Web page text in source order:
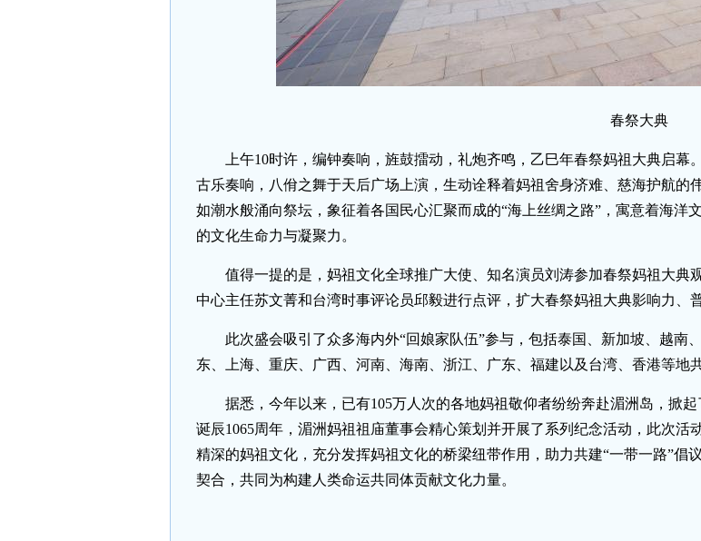
春祭大典
上午10时许，编钟奏响，旌鼓擂动，礼炮齐鸣，乙巳年春祭妈祖大典启幕
古乐奏响，八佾之舞于天后广场上演，生动诠释着妈祖舍身济难、慈海护航的
如潮水般涌向祭坛，象征着各国民心汇聚而成的“海上丝绸之路”，寓意着海洋
的文化生命力与凝聚力。
值得一提的是，妈祖文化全球推广大使、知名演员刘涛参加春祭妈祖大典
中心主任苏文菁和台湾时事评论员邱毅进行点评，扩大春祭妈祖大典影响力、普
此次盛会吸引了众多海内外“回娘家队伍”参与，包括泰国、新加坡、越南
东、上海、重庆、广西、河南、海南、浙江、广东、福建以及台湾、香港等地
据悉，今年以来，已有105万人次的各地妈祖敬仰者纷纷奔赴湄洲岛，掀
诞辰1065周年，湄洲妈祖祖庙董事会精心策划并开展了系列纪念活动，此次活
精深的妈祖文化，充分发挥妈祖文化的桥梁纽带作用，助力共建“一带一路”倡
契合，共同为构建人类命运共同体贡献文化力量。